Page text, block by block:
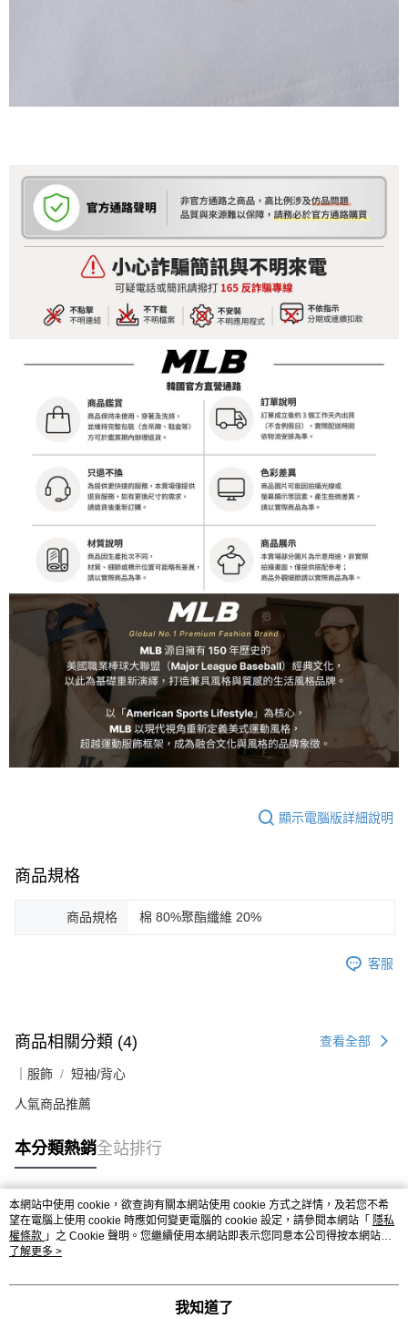
顯示電腦版詳細說明
商品規格
商品規格 棉 80%聚酯纖維 20%
客服
商品相關分類 (4) 查看全部
｜服飾 短袖/背心
人氣商品推薦
本分類熱銷全站排行
熱門標籤
本網站中使用 cookie，欲查詢有關本網站使用 cookie 方式之詳情，及若您不希
望在電腦上使用 cookie 時應如何變更電腦的 cookie 設定，請參閱本網站「 隱私
權條款 」之 Cookie 聲明。您繼續使用本網站即表示您同意本公司得按本網站使
用條款之 Cookie 聲明使用 cookie。
了解更多 >
我知道了